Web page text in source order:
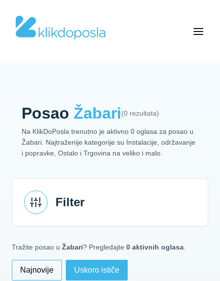
Posao Žabari(0 rezultata)
Na KlikDoPosla trenutno je aktivno 0 oglasa za posao u
Žabari. Najtraženije kategorije su Instalacije, održavanje
i popravke, Ostalo i Trgovina na veliko i malo.
Filter
Tražite posao u Žabari? Pregledajte 0 aktivnih oglasa
Najnovije Uskoro ističe